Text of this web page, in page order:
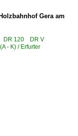
Gera am
DR 120 DR V
- K) / Erfurter